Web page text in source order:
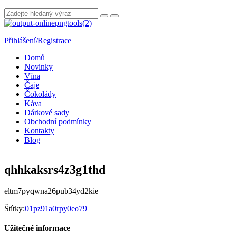
Přihlášení/Registrace
Domů
Novinky
Vína
Čaje
Čokolády
Káva
Dárkové sady
Obchodní podmínky
Kontakty
Blog
qhhkaksrs4z3g1thd
eltm7pyqwna26pub34yd2kie
Štítky:01pz91a0rpy0eo79
Užitečné informace